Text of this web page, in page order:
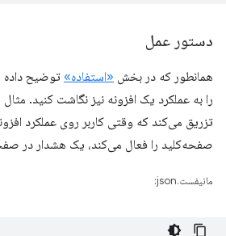
دستور عمل
همانطور که در بخش «استفاده» توضیح داده
را به عملکرد یک افزونه نیز نگاشت کنید.
تزریق می‌کند که وقتی کاربر روی عملکرد
صفحه‌کلید را فعال می‌کند، یک هشدار در
مانیفست.json: